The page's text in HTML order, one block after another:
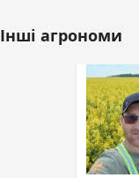
Інші агрономи